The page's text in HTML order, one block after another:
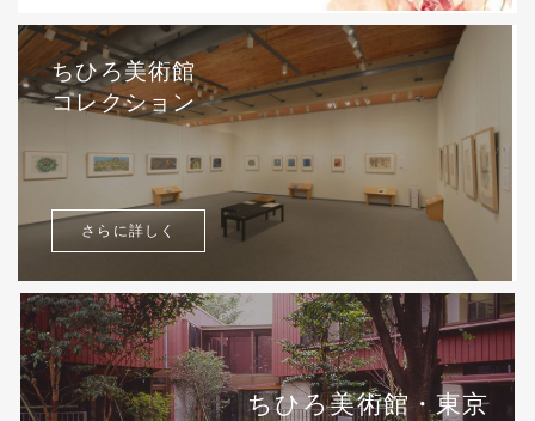
ちひろ美術館
コレクション
さらに詳しく
ちひろ美術館・東京